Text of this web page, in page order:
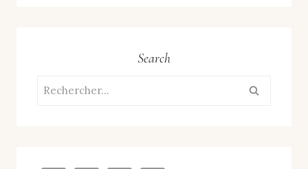
Search
Rechercher :